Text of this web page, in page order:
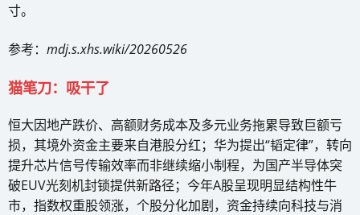
寸。
参考： mdj.s.xhs.wiki/20260526
猫笔刀：吸干了
恒大因地产跌价、高额财务成本及多元业务拖累导致巨额亏
损，其境外资金主要来自港股分红；华为提出“韬定律”，转向
提升芯片信号传输效率而非继续缩小制程，为国产半导体突
破EUV光刻机封锁提供新路径；今年A股呈现明显结构性牛
市，指数权重股领涨，个股分化加剧，资金持续向科技与消